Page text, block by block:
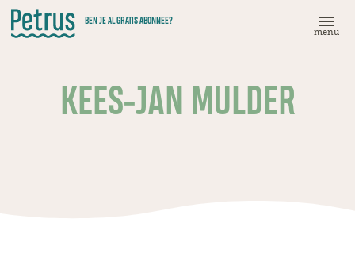
Doorgaan
naar
hoofdinhoud
BEN JE AL GRATIS ABONNEE?
menu
KEES-JAN MULDER